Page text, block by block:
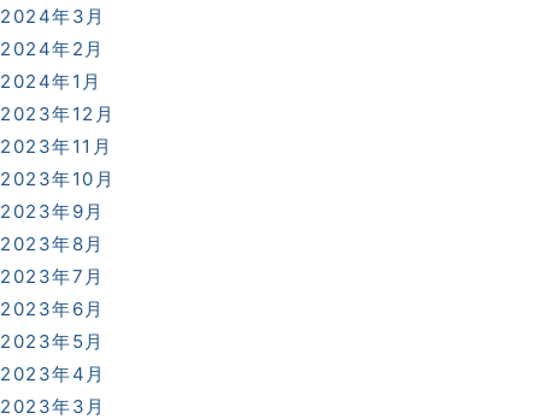
地図
2024年3月
2024年2月
2024年1月
2023年12月
2023年11月
2023年10月
2023年9月
2023年8月
2023年7月
2023年6月
2023年5月
2023年4月
2023年3月